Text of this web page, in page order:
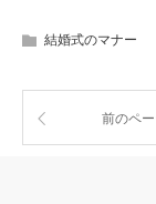
結婚式のマナー
前のペ